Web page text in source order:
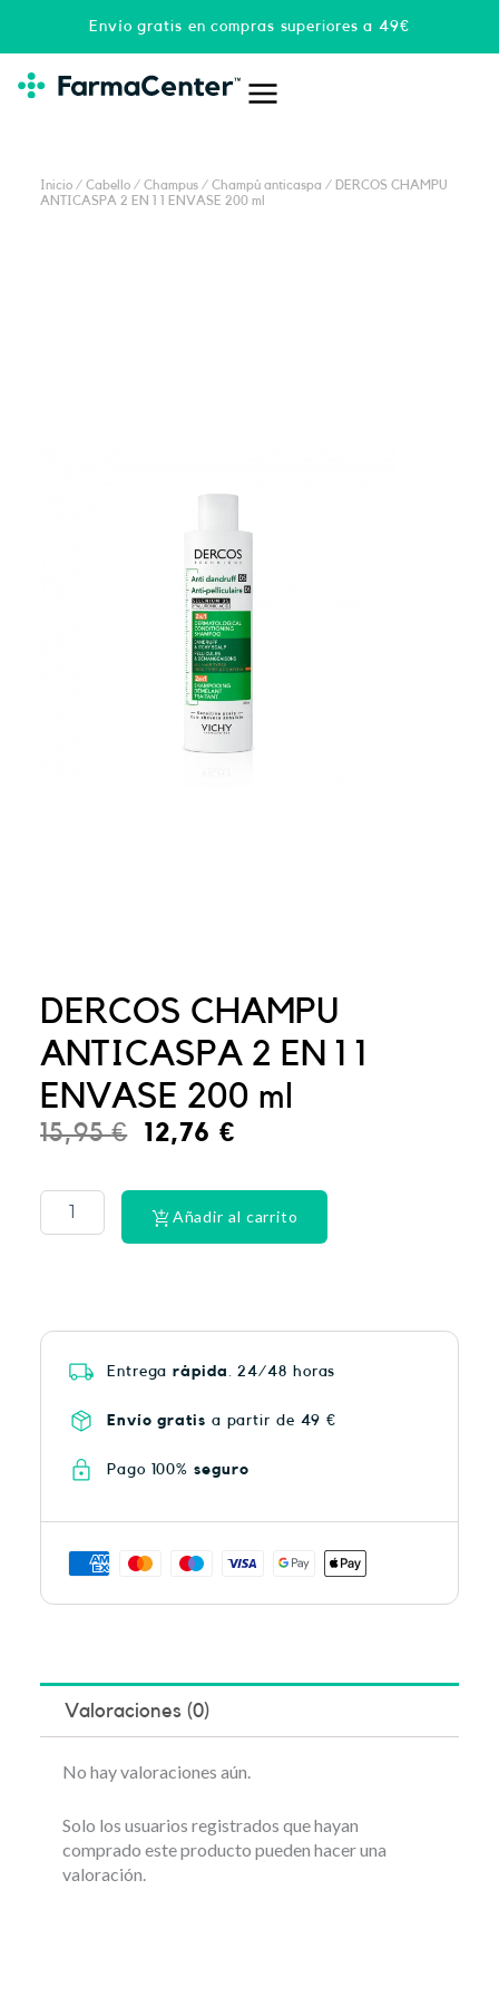
Envío gratis en compras superiores a 49€
Inicio / Cabello / Champus / Champú anticaspa / DERCOS CHAMPU
ANTICASPA 2 EN 1 1 ENVASE 200 ml
DERCOS CHAMPU
ANTICASPA 2 EN 1 1
ENVASE 200 ml
15,95€
El
original
era:
12,76 €El
actual
es:
ULTRA
HEAT
PLUS
Añadir al carrito
Entregarápida . 24/48 horas
Envío gratis a partir de 49 €
Pago 100% seguro
Valoraciones (0)
No hay valoraciones aún.
Solo los usuarios registrados que hayan
comprado este producto pueden hacer una
valoración.